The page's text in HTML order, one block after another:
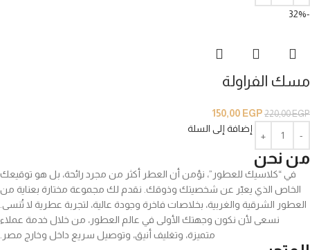
-32%
مسك الفراولة
220,00EGP
150,00 EGP
إضافة إلى السلة
من نحن
في “كلاسيك للعطور”، نؤمن أن العطر أكثر من مجرد رائحة، بل هو توقيعك
الخاص الذي يعبّر عن شخصيتك وذوقك. نقدم لك مجموعة مختارة بعناية من
العطور الشرقية والغربية، بخلاصات فاخرة وجودة عالية، لتجربة عطرية لا تُنسى.
نسعى لأن نكون وجهتك الأولى في عالم العطور، من خلال خدمة عملاء
متميزة، وتغليف أنيق، وتوصيل سريع داخل وخارج مصر.